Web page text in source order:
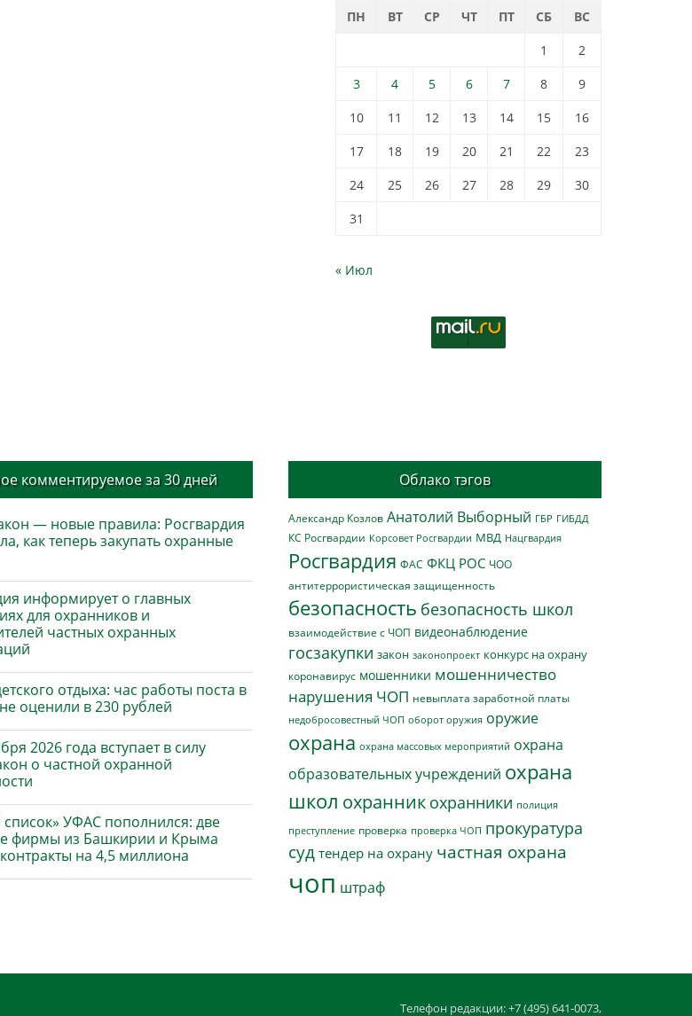
ПН ВТ СР ЧТ ПТ СБ
ВС
1
2
3
4 5 6 7 8
9
10
11 12 13 14 15
16
17
18 19 20 21 22
23
24
25 26 27 28 29
30
31
« Июл
комментируемое за 30 дней
— новые правила: Росгвардия
как теперь закупать охранные
информирует о главных
для охранников и
частных охранных
отдыха: час работы поста в
оценили в 230 рублей
2026 года вступает в силу
о частной охранной
УФАС пополнился: две
фирмы из Башкирии и Крыма
на 4,5 миллиона
Облако тэгов
Александр Козлов Анатолий Выборный ГБР ГИБДД
КС Росгвардии Корсовет Росгвардии МВД Нацгвардия
Росгвардия ФАС ФКЦ РОС ЧОО
антитеррористическая защищенность
безопасность безопасность школ
взаимодействие с ЧОП видеонаблюдение
госзакупки закон законопроект конкурс на охрану
коронавирус мошенники мошенничество
нарушения ЧОП невыплата заработной платы
недобросовестный ЧОП оборот оружия оружие
охрана охрана массовых мероприятий охрана
образовательных учреждений охрана
школ охранник охранники полиция
преступление проверка проверка ЧОП прокуратура
суд тендер на охрану частная охрана
чоп штраф
Телефон редакции: +7 (495) 641-0073,